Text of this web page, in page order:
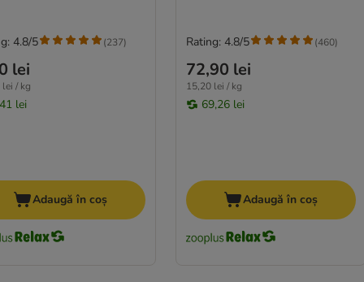
lei
/ kg
lei
4.8/5 (237)
Adaugă în coș
72,90 lei
15,20 lei / kg
69,26 lei
Rating: 4.8/5 (460)
Adaugă în coș